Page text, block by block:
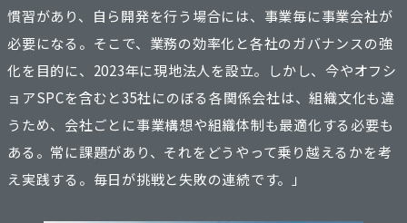
慣習があり、自ら開発を行う場合には、事業毎に事業会社が
必要になる。そこで、業務の効率化と各社のガバナンスの強
化を目的に、2023年に現地法人を設立。しかし、今やオフシ
ョアSPCを含むと35社にのぼる各関係会社は、組織文化も違
うため、会社ごとに事業構想や組織体制も最適化する必要も
ある。常に課題があり、それをどうやって乗り越えるかを考
え実践する。毎日が挑戦と失敗の連続です。」